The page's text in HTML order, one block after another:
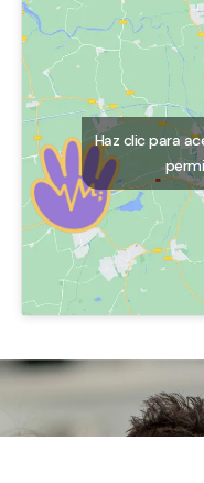
Haz clic para